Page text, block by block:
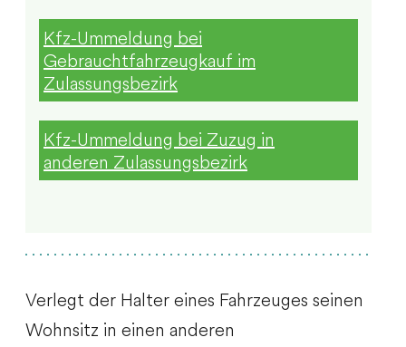
Kfz-Ummeldung bei
Gebrauchtfahrzeugkauf im
Zulassungsbezirk
Kfz-Ummeldung bei Zuzug in
anderen Zulassungsbezirk
Verlegt der Halter eines Fahrzeuges seinen
Wohnsitz in einen anderen